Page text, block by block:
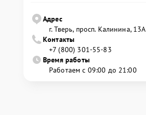
Адрес
г. Тверь, просп. Калинина, 13А
Контакты
+7 (800) 301-55-83
Время работы
Работаем с 09:00 до 21:00